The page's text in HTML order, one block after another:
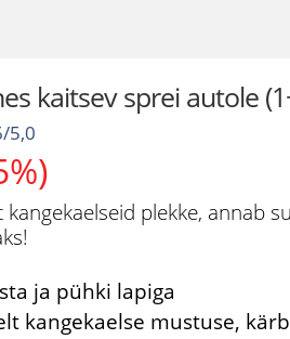
kaitsev sprei autole
5,0
plekke, annab
ja pühki lapiga
kangekaelse mustuse,